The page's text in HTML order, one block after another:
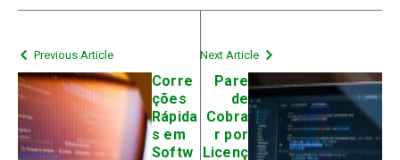
Previous Article
Corre
ções
Rápida
s em
Softw
Next Article
Pare
de
Cobra
r por
Licenç